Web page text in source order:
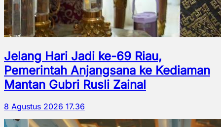
Jelang Hari Jadi ke-69 Riau,
Pemerintah Anjangsana ke Kediaman
Mantan Gubri Rusli Zainal
8 Agustus 2026 17.36